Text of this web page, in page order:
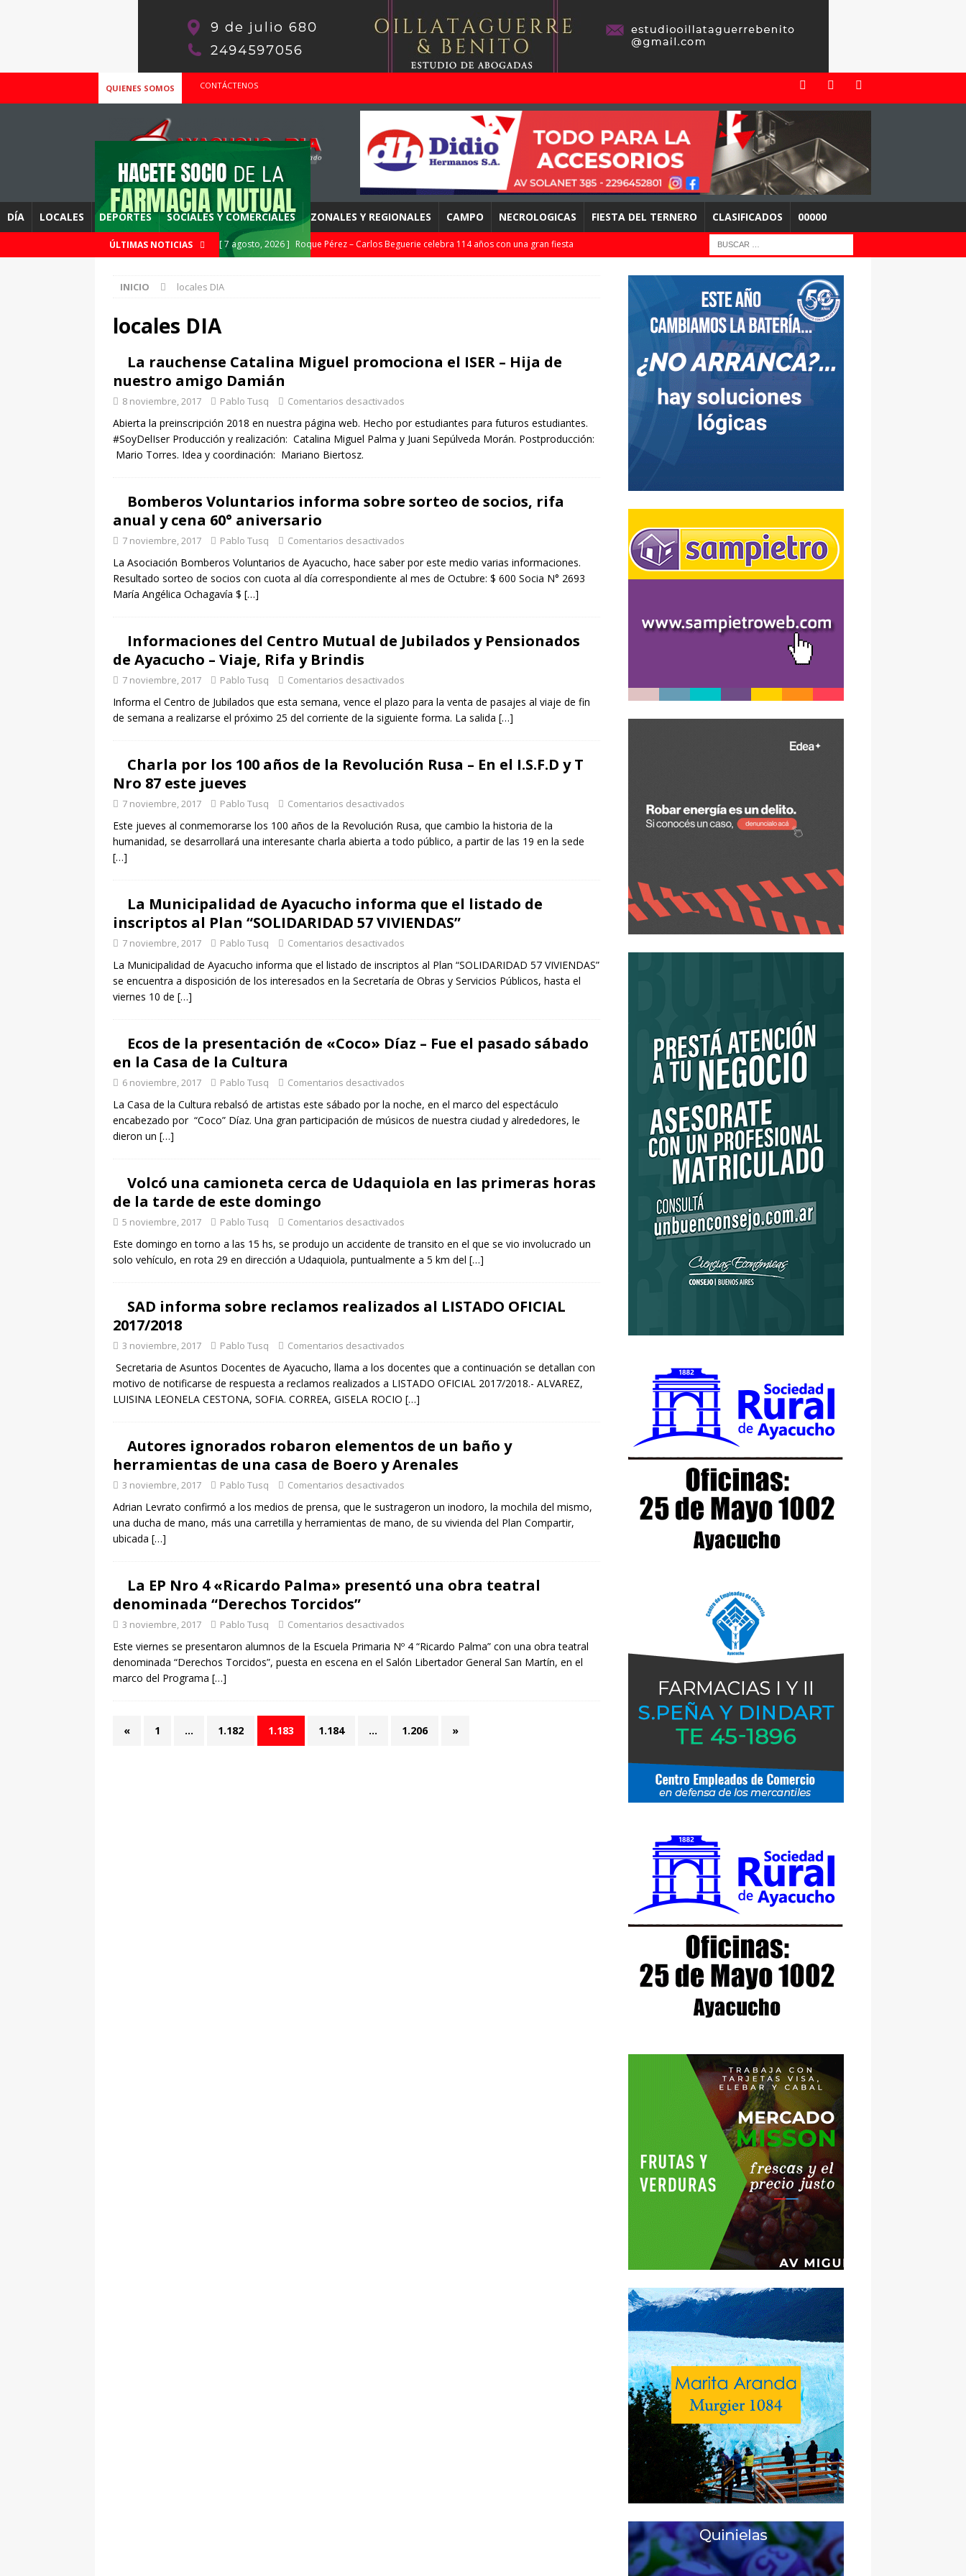
QUIENES SOMOS CONTÁCTENOS
DÍA LOCALES DEPORTES SOCIALES Y COMERCIALES ZONALES Y REGIONALES CAMPO NECROLOGICAS FIESTA DEL TERNERO CLASIFICADOS 00000
ÚLTIMAS NOTICIAS [ 7 agosto, 2026 ] Roque Pérez – Carlos Beguerie celebra 114 años con una gran fiesta
[ 7 agosto, 2026 ]
evaluar el riesgo de forma temprana
COMERCIALES
[ 7 agosto, 2026 ]
Estrada, el Municipio y KMI postergaron la carrera de este domingo 9 de
INICIO locales DIA
locales DIA
La rauchense Catalina Miguel promociona el ISER – Hija de
nuestro amigo Damián
8 noviembre, 2017 Pablo Tusq Comentarios desactivados
Abierta la preinscripción 2018 en nuestra página web. Hecho por estudiantes para futuros estudiantes.
#SoyDelIser Producción y realización: Catalina Miguel Palma y Juani Sepúlveda Morán. Postproducción:
Mario Torres. Idea y coordinación: Mariano Biertosz.
Bomberos Voluntarios informa sobre sorteo de socios, rifa
anual y cena 60° aniversario
7 noviembre, 2017 Pablo Tusq Comentarios desactivados
La Asociación Bomberos Voluntarios de Ayacucho, hace saber por este medio varias informaciones.
Resultado sorteo de socios con cuota al día correspondiente al mes de Octubre: $ 600 Socia N° 2693
María Angélica Ochagavía $ […]
Informaciones del Centro Mutual de Jubilados y Pensionados
de Ayacucho – Viaje, Rifa y Brindis
7 noviembre, 2017 Pablo Tusq Comentarios desactivados
Informa el Centro de Jubilados que esta semana, vence el plazo para la venta de pasajes al viaje de fin
de semana a realizarse el próximo 25 del corriente de la siguiente forma. La salida […]
Charla por los 100 años de la Revolución Rusa – En el I.S.F.D y T
Nro 87 este jueves
7 noviembre, 2017 Pablo Tusq Comentarios desactivados
Este jueves al conmemorarse los 100 años de la Revolución Rusa, que cambio la historia de la
humanidad, se desarrollará una interesante charla abierta a todo público, a partir de las 19 en la sede
[…]
La Municipalidad de Ayacucho informa que el listado de
inscriptos al Plan “SOLIDARIDAD 57 VIVIENDAS”
7 noviembre, 2017 Pablo Tusq Comentarios desactivados
La Municipalidad de Ayacucho informa que el listado de inscriptos al Plan “SOLIDARIDAD 57 VIVIENDAS”
se encuentra a disposición de los interesados en la Secretaría de Obras y Servicios Públicos, hasta el
viernes 10 de […]
Ecos de la presentación de «Coco» Díaz – Fue el pasado sábado
en la Casa de la Cultura
6 noviembre, 2017 Pablo Tusq Comentarios desactivados
La Casa de la Cultura rebalsó de artistas este sábado por la noche, en el marco del espectáculo
encabezado por “Coco” Díaz. Una gran participación de músicos de nuestra ciudad y alrededores, le
dieron un […]
Volcó una camioneta cerca de Udaquiola en las primeras horas
de la tarde de este domingo
5 noviembre, 2017 Pablo Tusq Comentarios desactivados
Este domingo en torno a las 15 hs, se produjo un accidente de transito en el que se vio involucrado un
solo vehículo, en rota 29 en dirección a Udaquiola, puntualmente a 5 km del […]
SAD informa sobre reclamos realizados al LISTADO OFICIAL
2017/2018
3 noviembre, 2017 Pablo Tusq Comentarios desactivados
Secretaria de Asuntos Docentes de Ayacucho, llama a los docentes que a continuación se detallan con
motivo de notificarse de respuesta a reclamos realizados a LISTADO OFICIAL 2017/2018.- ALVAREZ,
LUISINA LEONELA CESTONA, SOFIA. CORREA, GISELA ROCIO […]
Autores ignorados robaron elementos de un baño y
herramientas de una casa de Boero y Arenales
3 noviembre, 2017 Pablo Tusq Comentarios desactivados
Adrian Levrato confirmó a los medios de prensa, que le sustrageron un inodoro, la mochila del mismo,
una ducha de mano, más una carretilla y herramientas de mano, de su vivienda del Plan Compartir,
ubicada […]
La EP Nro 4 «Ricardo Palma» presentó una obra teatral
denominada “Derechos Torcidos”
3 noviembre, 2017 Pablo Tusq Comentarios desactivados
Este viernes se presentaron alumnos de la Escuela Primaria Nº 4 “Ricardo Palma” con una obra teatral
denominada “Derechos Torcidos”, puesta en escena en el Salón Libertador General San Martín, en el
marco del Programa […]
« 1 … 1.182 1.183 1.184 … 1.206 »